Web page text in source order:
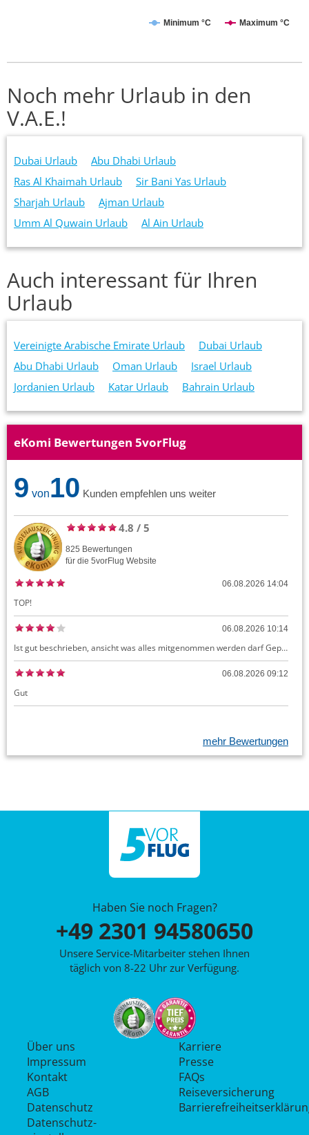
Minimum °C Maximum °C
Noch mehr Urlaub in den
V.A.E.!
Dubai Urlaub
Abu Dhabi Urlaub
Ras Al Khaimah Urlaub
Sir Bani Yas Urlaub
Sharjah Urlaub
Ajman Urlaub
Umm Al Quwain Urlaub
Al Ain Urlaub
Auch interessant für Ihren
Urlaub
Vereinigte Arabische Emirate Urlaub
Dubai Urlaub
Abu Dhabi Urlaub
Oman Urlaub
Israel Urlaub
Jordanien Urlaub
Katar Urlaub Bahrain Urlaub
eKomi Bewertungen 5vorFlug
9 von10 Kunden empfehlen uns weiter
4.8 / 5
825 Bewertungen
für die 5vorFlug Website
06.08.2026 14:04
TOP!
06.08.2026 10:14
Ist gut beschrieben, ansicht was alles mitgenommen werden darf Gepäck dürfte auch kostenloses Handgepäck umfassen, ansonsten sehr easy zu machen
06.08.2026 09:12
Gut
mehr Bewertungen
Haben Sie noch Fragen?
+49 2301 94580650
Unsere Service-Mitarbeiter stehen Ihnen
täglich von 8-22 Uhr zur Verfügung.
Über uns
Impressum
Kontakt
AGB
Datenschutz
Datenschutz­
Karriere
Presse
FAQs
Reiseversicherung